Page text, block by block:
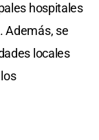
hospitales
Además, se
locales